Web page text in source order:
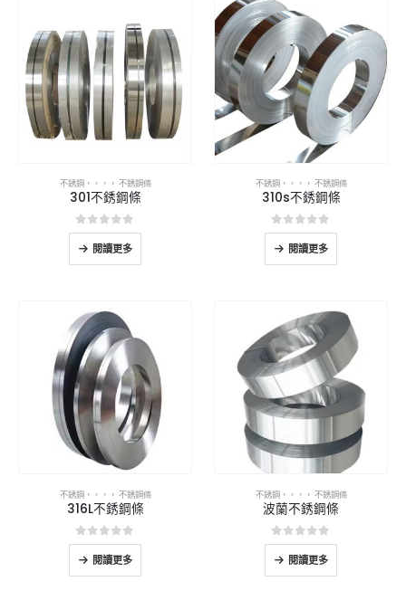
不銹鋼 ，，，， 不銹鋼條
301不銹鋼條
05分
閱讀更多
不銹鋼 ，，，， 不銹鋼條
310s不銹鋼條
05分
閱讀更多
不銹鋼 ，，，， 不銹鋼條
316L不銹鋼條
05分
閱讀更多
不銹鋼 ，，，， 不銹鋼條
波蘭不銹鋼條
05分
閱讀更多